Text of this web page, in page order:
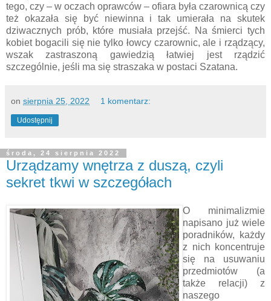
tego, czy – w oczach oprawców – ofiara była czarownicą czy
też okazała się być niewinna i tak umierała na skutek
dziwacznych prób, które musiała przejść. Na śmierci tych
kobiet bogacili się nie tylko łowcy czarownic, ale i rządzący,
wszak zastraszoną gawiedzią łatwiej jest rządzić
szczególnie, jeśli ma się straszaka w postaci Szatana.
on sierpnia 25, 2022 1 komentarz:
Udostępnij
środa, 24 sierpnia 2022
Urządzamy wnętrza z duszą, czyli
sekret tkwi w szczegółach
O minimalizmie
napisano już wiele
poradników, każdy
z nich koncentruje
się na usuwaniu
przedmiotów (a
także relacji) z
naszego